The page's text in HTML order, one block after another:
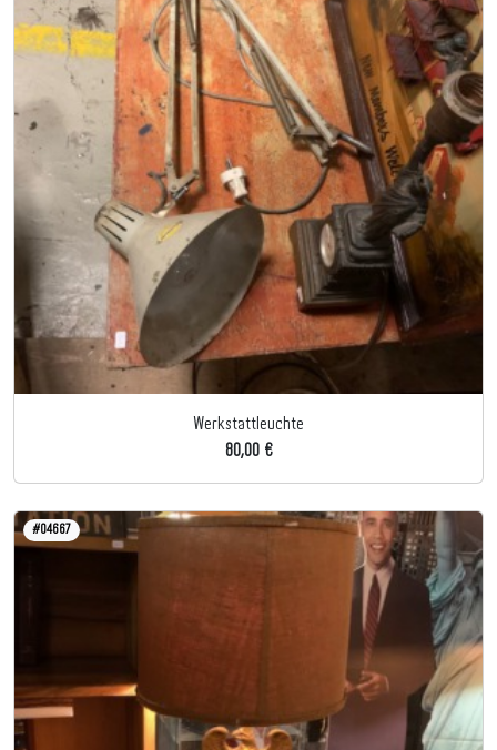
Werkstattleuchte
80,00 €
#04667